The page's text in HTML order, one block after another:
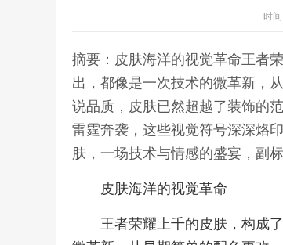
时
摘要：皮肤海洋的视觉革命王者
出，都像是一次技术的微革新，
说品质，皮肤已然超越了装饰的
雷霆奔袭，这些视觉符号深深烙
肤，一场技术与情感的盛宴，副
皮肤海洋的视觉革命
王者荣耀上千的皮肤，构成